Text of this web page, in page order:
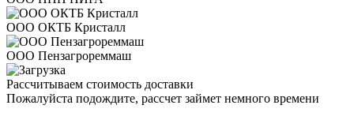
ООО ОКТБ Кристалл
ООО Пензагрореммаш
Рассчитываем стоимость доставки
Пожалуйста подождите, рассчет займет немного времени